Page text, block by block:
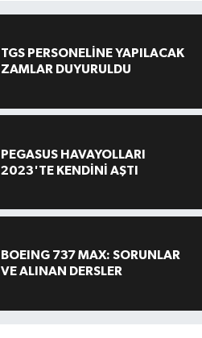
TGS PERSONELİNE YAPILACAK
ZAMLAR DUYURULDU
PEGASUS HAVAYOLLARI
2023'TE KENDİNİ AŞTI
BOEING 737 MAX: SORUNLAR
VE ALINAN DERSLER